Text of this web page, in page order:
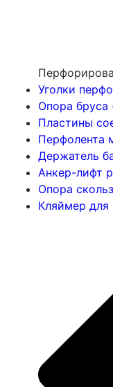
Уголки
Опора бруса
Пластины
Перфолента
Держатель
Анкер-лифт
Опора
Кляймер для